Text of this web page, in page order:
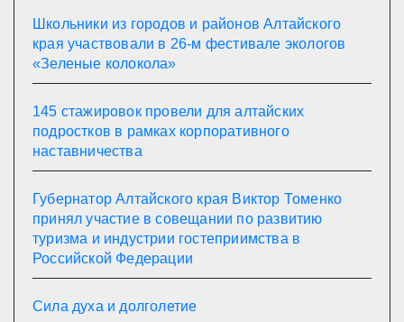
Школьники из городов и районов Алтайского
края участвовали в 26-м фестивале экологов
«Зеленые колокола»
145 стажировок провели для алтайских
подростков в рамках корпоративного
наставничества
Губернатор Алтайского края Виктор Томенко
принял участие в совещании по развитию
туризма и индустрии гостеприимства в
Российской Федерации
Сила духа и долголетие